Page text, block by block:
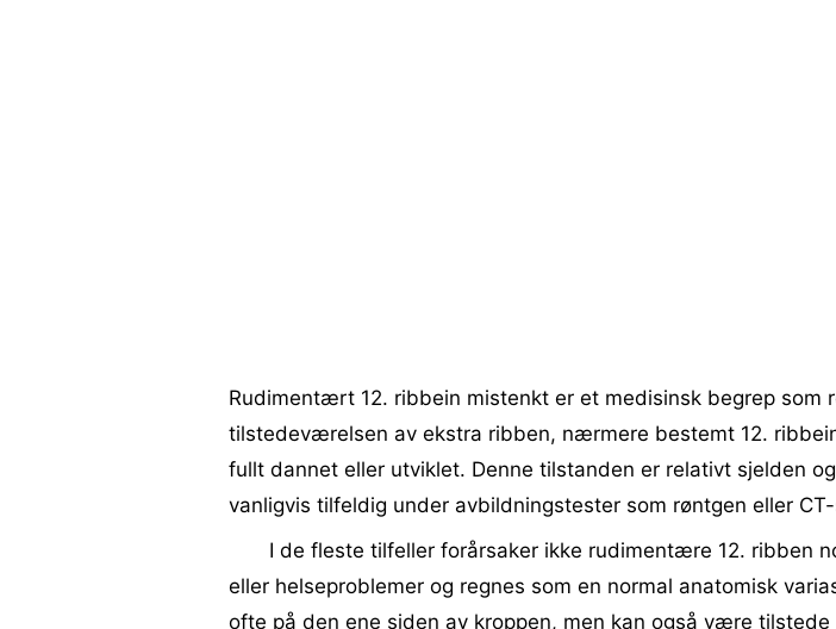
Rudimentært 12. ribbein mistenkt er et medisinsk begrep som
tilstedeværelsen av ekstra ribben, nærmere bestemt 12.
fullt dannet eller utviklet. Denne tilstanden er relativt sjelden
vanligvis tilfeldig under avbildningstester som røntgen eller
I de fleste tilfeller forårsaker ikke rudimentære 12. ribben
eller helseproblemer og regnes som en normal anatomisk
ofte på den ene siden av kroppen, men kan også være tilstede